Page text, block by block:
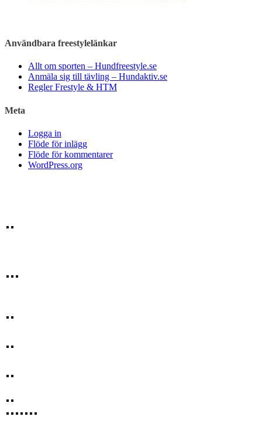
Användbara freestylelänkar
Allt om sporten – Hundfreestyle.se
Anmäla sig till tävling – Hundaktiv.se
Regler Frestyle & HTM
Meta
Logga in
Flöde för inlägg
Flöde för kommentarer
WordPress.org